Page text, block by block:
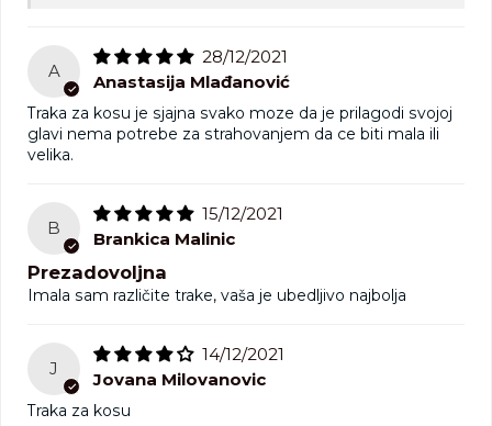
A
28/12/2021
Anastasija Mlađanović
Traka za kosu je sjajna svako moze da je prilagodi svojoj
glavi nema potrebe za strahovanjem da ce biti mala ili
velika.
B
15/12/2021
Brankica Malinic
Prezadovoljna
Imala sam različite trake, vaša je ubedljivo najbolja
J
14/12/2021
Jovana Milovanovic
Traka za kosu